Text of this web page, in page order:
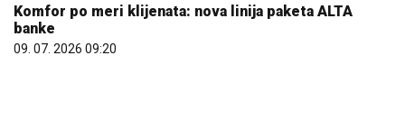
Komfor po meri klijenata: nova linija paketa ALTA
banke
09. 07. 2026 09:20